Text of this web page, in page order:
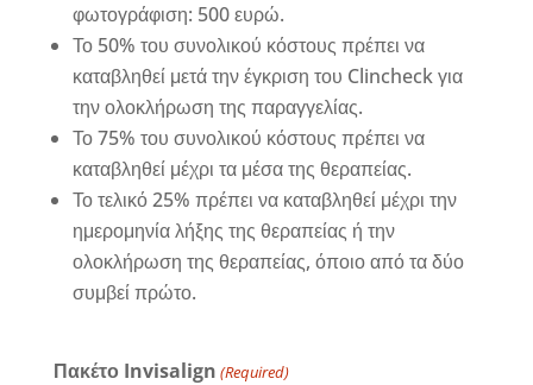
φωτογράφιση: 500 ευρώ.
Το 50% του συνολικού κόστους πρέπει να
καταβληθεί μετά την έγκριση του Clincheck για
την ολοκλήρωση της παραγγελίας.
Το 75% του συνολικού κόστους πρέπει να
καταβληθεί μέχρι τα μέσα της θεραπείας.
Το τελικό 25% πρέπει να καταβληθεί μέχρι την
ημερομηνία λήξης της θεραπείας ή την
ολοκλήρωση της θεραπείας, όποιο από τα δύο
συμβεί πρώτο.
Πακέτο Invisalign (Required)